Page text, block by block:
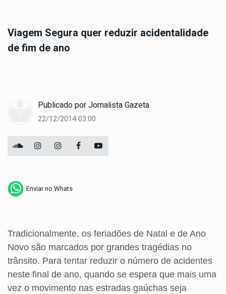
Viagem Segura quer reduzir acidentalidade
de fim de ano
Publicado porJornalista Gazeta
22/12/2014 03:00
Enviar no Whats
Tradicionalmente, os feriadões de Natal e de Ano
Novo são marcados por grandes tragédias no
trânsito. Para tentar reduzir o número de acidentes
neste final de ano, quando se espera que mais uma
vez o movimento nas estradas gaúchas seja